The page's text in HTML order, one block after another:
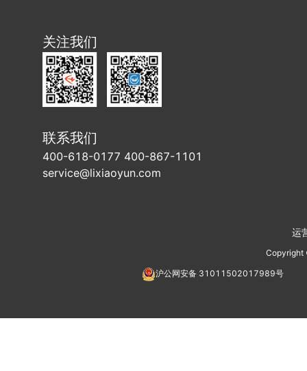
关注我们
联系我们
400-618-0177 400-867-1101
service@lixiaoyun.com
运
沪公网安备 31011502017989号